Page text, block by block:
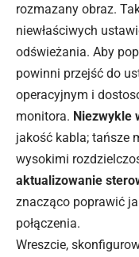
rozmazany obraz.
niewłaściwych
odświeżania. Aby
powinni przejść do
operacyjnym i
monitora. Niezwykle
jakość kabla; tańsze
wysokimi
aktualizowanie
znacząco poprawić
połączenia.
Wreszcie,